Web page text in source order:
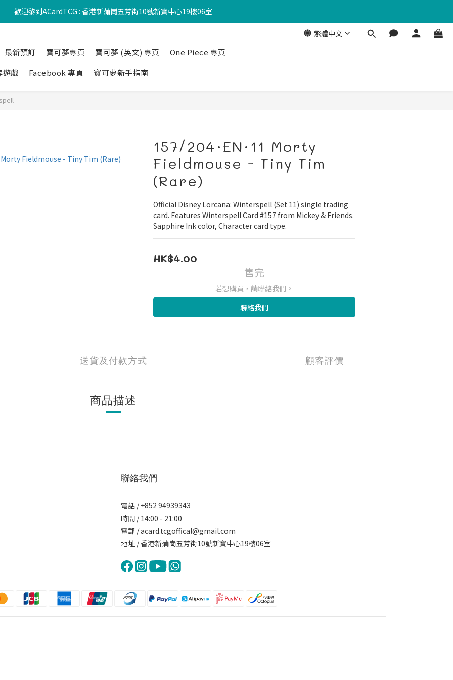
歡迎黎到ACardTCG : 香港新蒲崗五芳街10號新寶中心19樓06室
繁體中文
最新預訂 寶可夢專頁 寶可夢 (英文) 專頁
One Piece 專頁
遊戲
Facebook 專頁 寶可夢新手指南
157/204·EN·11 Morty
Fieldmouse - Tiny Tim
(Rare)
Official Disney Lorcana: Winterspell (Set 11) single trading
card. Features Winterspell Card #157 from Mickey & Friends.
Sapphire Ink color, Character card type.
HK$4.00
售完
若想購買，請聯絡我們。
聯絡我們
送貨及付款方式 顧客評價
商品描述
聯絡我們
電話 / +852 94939343
時間 / 14:00 - 21:00
電郵 / acard.tcgoffical@gmail.com
地址 / 香港新蒲崗五芳街10號新寶中心19樓06室